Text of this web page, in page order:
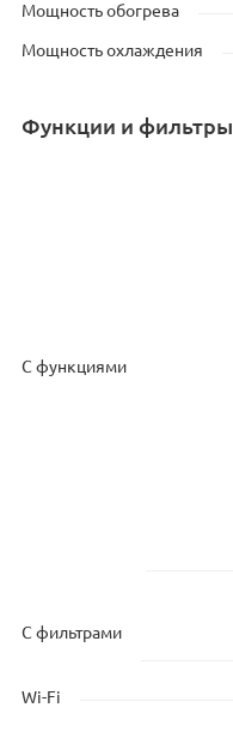
Мощность обогрева
Мощность охлаждения
Функции и фильтры
С функциями
С фильтрами
Wi-Fi